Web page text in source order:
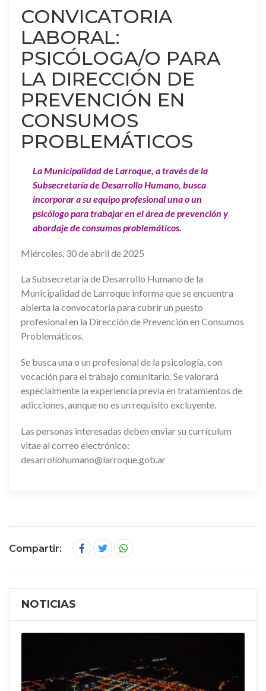
CONVICATORIA
LABORAL:
PSICÓLOGA/O PARA
LA DIRECCIÓN DE
PREVENCIÓN EN
CONSUMOS
PROBLEMÁTICOS
La Municipalidad de Larroque, a través de la
Subsecretaría de Desarrollo Humano, busca
incorporar a su equipo profesional una o un
psicólogo para trabajar en el área de prevención y
abordaje de consumos problemáticos.
Miércoles, 30 de abril de 2025
La Subsecretaría de Desarrollo Humano de la
Municipalidad de Larroque informa que se encuentra
abierta la convocatoria para cubrir un puesto
profesional en la Dirección de Prevención en Consumos
Problemáticos.
Se busca una o un profesional de la psicología, con
vocación para el trabajo comunitario. Se valorará
especialmente la experiencia previa en tratamientos de
adicciones, aunque no es un requisito excluyente.
Las personas interesadas deben enviar su currículum
vitae al correo electrónico:
desarrollohumano@larroque.gob.ar
Compartir:
NOTICIAS